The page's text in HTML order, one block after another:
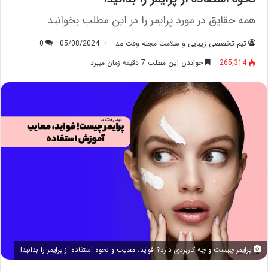
همه حقایق در مورد پرایمر را در این مطلب بخوانید
تیم تخصصی زیبایی و سلامت مجله وقت مد 05/08/2024
0
265,314
خواندن این مطلب 7 دقیقه زمان میبرد
پرایمر چیست و چه کاربردی دارد؟ فواید، معایب و نحوه استفاده از پرایمر را بدانید!